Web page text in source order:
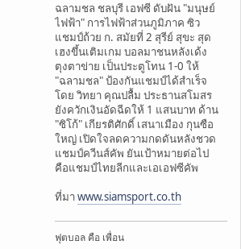
ฉลามชล ชลบุรี เอฟซี ดับฝัน "มนุษย์
ไฟฟ้า" การไฟฟ้าส่วนภูมิภาค ซิว
แชมป์ถ้วย ก. สมัยที่ 2 สุรีย์ สุขะ สุด
เฮงขึ้นเติมเกม บอลมาชนหลังเด้ง
ตุงตาข่าย เป็นประตูโทน 1-0 ให้
"ฉลามชล" ป้องกันแชมป์ได้สำเร็จ
โดย วิทยา คุณปลื้ม ประธานสโมสร
ยังควักเงินอัดฉีดให้ 1 แสนบาท ด้าน
"ซิโก้" เกียรติศักดิ์ เสนาเมือง กุนซือ
ใหญ่ เปิดใจลดความกดดันหลังชวด
แชมป์ควีนส์คัพ ยันเป้าหมายต่อไป
คือแชมป์ไทยลีกและเอเอฟซีคัพ
ที่มาwww.siamsport.co.th
ฟุตบอล คือ เพื่อน